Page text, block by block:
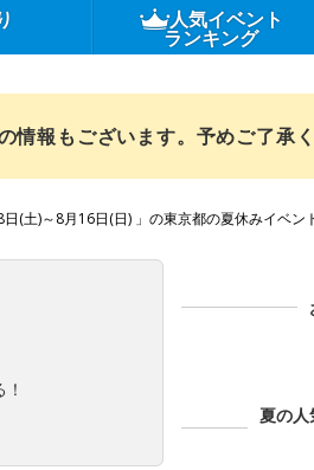
人気イベント
ランキング
報もございます。予めご了承く
(土)～8月16日(日) 」の東京都の夏休みイベン
夏の人